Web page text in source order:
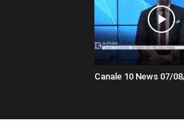
Canale 10 News 07/